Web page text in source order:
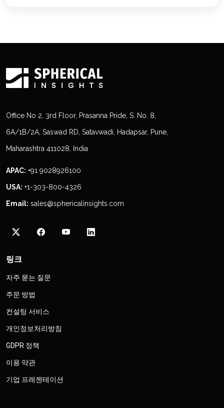
Office No 2, 3rd Floor, Prasanna Pride, S. No. 8,
6A/1B/2A, Saswad RD, Satavwadi, Hadapsar, Pune,
Maharashtra 411028, India
APAC: +91 9028926100
USA: +1-303-800-4326
Email: sales@sphericalinsights.com
링크
자주 묻는 질문
주문 방법
컨설팅 서비스
개인정보처리방침
GDPR 정책
이용 약관
기업 프레젠테이션